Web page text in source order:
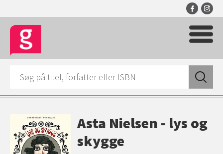
Asta Nielsen - lys og
skygge